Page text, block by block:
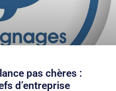
pas chères :
d’entreprise